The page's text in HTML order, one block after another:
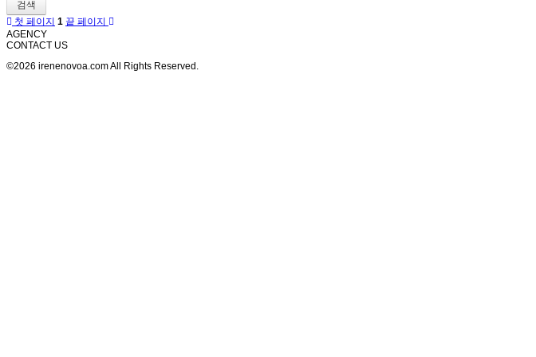
검색
첫 페이지 1 끝 페이지
AGENCY
CONTACT US
©2026 irenenovoa.com All Rights Reserved.